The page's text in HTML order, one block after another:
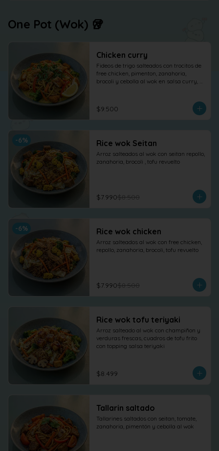
One Pot (Wok) 🥡
Chicken curry
Fideos de trigo salteados con trocitos de
free chicken, pimenton, zanahoria,
brocoli y cebolla al wok en salsa curry,
$9.500
-6% Rice wok Seitan
Arroz salteados al wok con seitan repollo,
zanahoria, brocoli , tofu revuelto
$7.990$8.500
-6% Rice wok chicken
Arroz salteados al wok con free chicken,
repollo, zanahoria, brocoli, tofu revuelto
$7.990$8.500
Rice wok tofu teriyaki
Arroz salteado al wok con champiñon y
verduras frescas, cuadros de tofu frito
con topping salsa teriyaki
$8.499
Tallarin saltado
Tallarines saltados con seitan, tomate,
zanahoria, pimentón y cebolla al wok